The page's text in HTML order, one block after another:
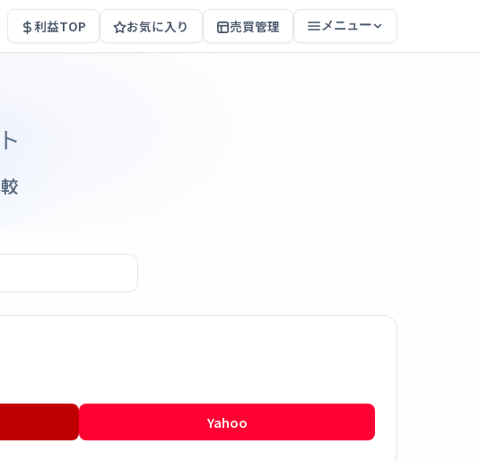
利益TOP お気に入り 売買管理 メニュー
Yahoo